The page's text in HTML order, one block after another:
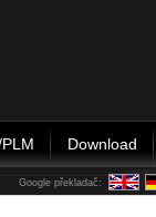
Download
Google překladač: